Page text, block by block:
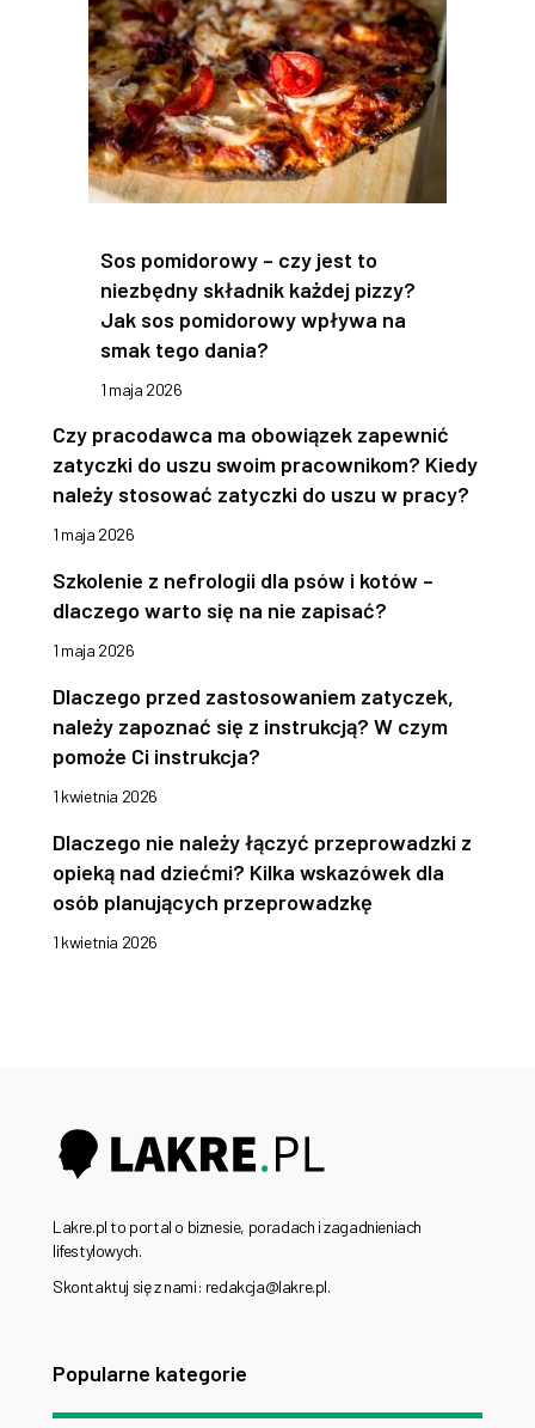
Sos pomidorowy – czy jest to
niezbędny składnik każdej pizzy?
Jak sos pomidorowy wpływa na
smak tego dania?
1 maja 2026
Czy pracodawca ma obowiązek zapewnić
zatyczki do uszu swoim pracownikom? Kiedy
należy stosować zatyczki do uszu w pracy?
1 maja 2026
Szkolenie z nefrologii dla psów i kotów –
dlaczego warto się na nie zapisać?
1 maja 2026
Dlaczego przed zastosowaniem zatyczek,
należy zapoznać się z instrukcją? W czym
pomoże Ci instrukcja?
1 kwietnia 2026
Dlaczego nie należy łączyć przeprowadzki z
opieką nad dziećmi? Kilka wskazówek dla
osób planujących przeprowadzkę
1 kwietnia 2026
Lakre.pl to portal o biznesie, poradach i zagadnieniach
lifestylowych.
Skontaktuj się z nami: redakcja@lakre.pl.
Popularne kategorie